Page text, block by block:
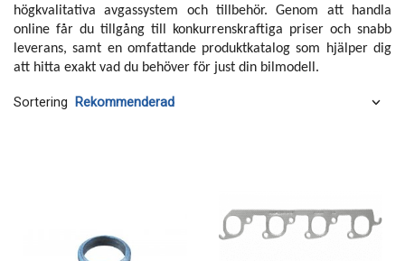
högkvalitativa avgassystem och tillbehör. Genom att handla
online får du tillgång till konkurrenskraftiga priser och snabb
leverans, samt en omfattande produktkatalog som hjälper dig
att hitta exakt vad du behöver för just din bilmodell.
Sortering